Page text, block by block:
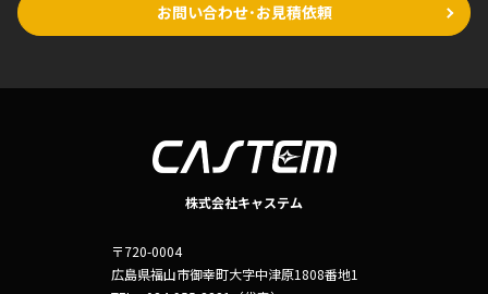
お問い合わせ･お見積依頼
株式会社キャステム
〒720-0004
広島県福山市御幸町大字中津原1808番地1